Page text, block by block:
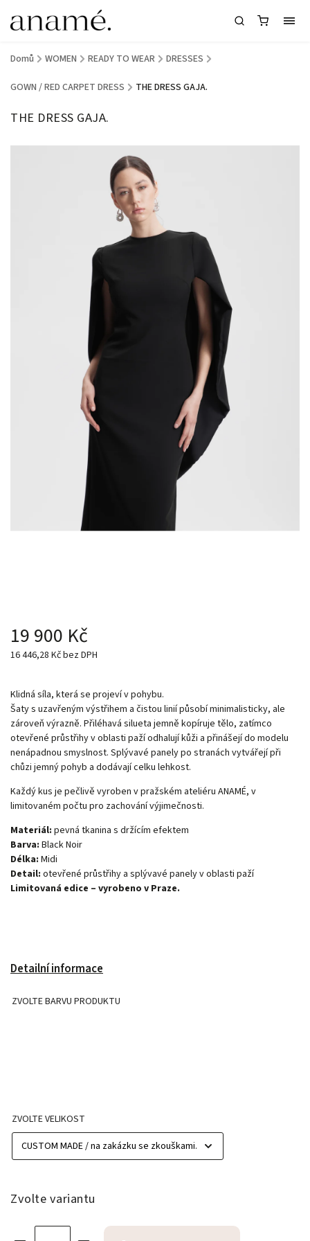
Domů / WOMEN / READY TO WEAR / DRESSES /
GOWN / RED CARPET DRESS / THE DRESS GAJA.
THE DRESS GAJA.
19 900 Kč
16 446,28 Kč bez DPH
Klidná síla, která se projeví v pohybu.
Šaty s uzavřeným výstřihem a čistou linií působí minimalisticky, ale
zároveň výrazně. Přiléhavá silueta jemně kopíruje tělo, zatímco
otevřené průstřihy v oblasti paží odhalují kůži a přinášejí do modelu
nenápadnou smyslnost. Splývavé panely po stranách vytvářejí při
chůzi jemný pohyb a dodávají celku lehkost.
Každý kus je pečlivě vyroben v pražském ateliéru ANAMÉ, v
limitovaném počtu pro zachování výjimečnosti.
Materiál: pevná tkanina s držícím efektem
Barva: Black Noir
Délka: Midi
Detail: otevřené průstřihy a splývavé panely v oblasti paží
Limitovaná edice – vyrobeno v Praze.
Detailní informace
ZVOLTE BARVU PRODUKTU
ZVOLTE VELIKOST
Zvolte variantu